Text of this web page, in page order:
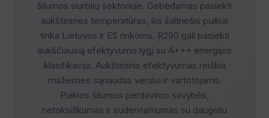
šilumos siurblių sektoriuje. Gebėdamas pasiekti
aukštesnes temperatūras, šis šaltnešis puikiai
tinka Lietuvos ir ES rinkoms. R290 gali pasiekti
aukščiausią efektyvumo lygį su A+++ energijos
klasifikacija. Aukštesnis efektyvumas reiškia
mažesnes sąnaudas verslui ir vartotojams.
Puikios šilumos perdavimo savybės,
netoksiškumas ir suderinamumas su daugeliu